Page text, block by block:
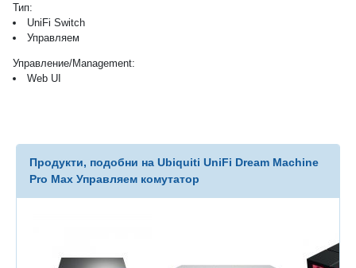
Тип:
UniFi Switch
Управляем
Управление/Management:
Web UI
Продукти, подобни на Ubiquiti UniFi Dream Machine
Pro Max Управляем комутатор